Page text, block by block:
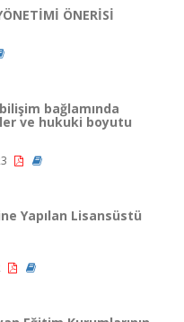
ÖNERİSİ
bağlamında
ve hukuki boyutu
Yapılan Lisansüstü